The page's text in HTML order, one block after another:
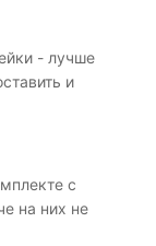
- лучше
и
с
на них не